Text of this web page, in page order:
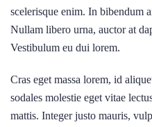
scelerisque enim. In bibendum
Nullam libero urna, auctor at
Vestibulum eu dui lorem.
Cras eget massa lorem, id
sodales molestie eget vitae
mattis. Integer justo mauris,